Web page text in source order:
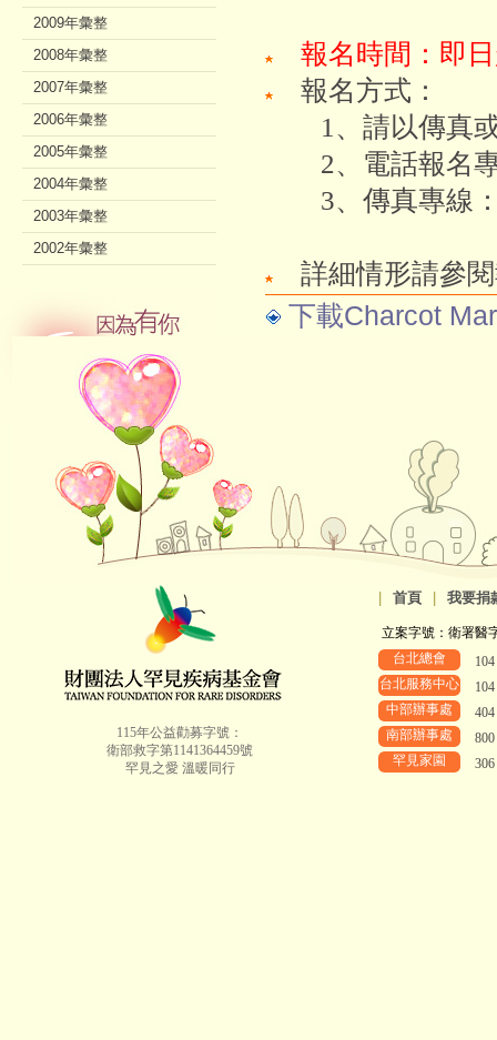
報名時間：即
報名方式：
1、請以傳真或
2、電話報名專
3、傳真專線：
詳細情形請參
下載Charcot
2009年彙整
2008年彙整
2007年彙整
2006年彙整
2005年彙整
2004年彙整
2003年彙整
2002年彙整
115年公益勸募字號：
衛部救字第1141364459號
罕見之愛 溫暖同行
首頁 我要捐
立案字號：衛署醫
台北總會
台北服務中心
中部辦事處
南部辦事處
罕見家園